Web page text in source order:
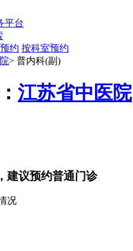
约 按科室预约
> 普内科(副)
江苏省中医院
建议预约普通门诊
况